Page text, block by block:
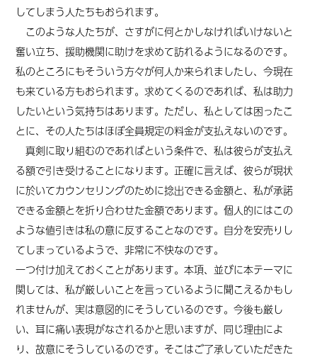
してしまう人たちもおられます。
このような人たちが、さすがに何とかしなければいけないと
奮い立ち、援助機関に助けを求めて訪れるようになるのです。
私のところにもそういう方々が何人か来られましたし、今現在
も来ている方もおられます。求めてくるのであれば、私は助力
したいという気持ちはあります。ただし、私としては困ったこ
とに、その人たちはほぼ全員規定の料金が支払えないのです。
真剣に取り組むのであればという条件で、私は彼らが支払え
る額で引き受けることになります。正確に言えば、彼らが現状
に於いてカウンセリングのために捻出できる金額と、私が承諾
できる金額とを折り合わせた金額であります。個人的にはこの
ような値引きは私の意に反することなのです。自分を安売りし
てしまっているようで、非常に不快なのです。
一つ付け加えておくことがあります。本項、並びに本テーマに
関しては、私が厳しいことを言っているように聞こえるかもし
れませんが、実は意図的にそうしているのです。今後も厳し
い、耳に痛い表現がなされるかと思いますが、同じ理由によ
り、故意にそうしているのです。そこはご了承していただきた